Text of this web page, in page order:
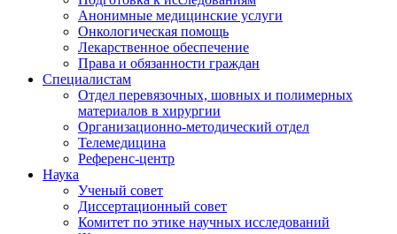
Анонимные медицинские услуги
Онкологическая помощь
Лекарственное обеспечение
Права и обязанности граждан
Специалистам
Отдел перевязочных, шовных и полимерных
материалов в хирургии
Организационно-методический отдел
Телемедицина
Референс-центр
Наука
Ученый совет
Диссертационный совет
Комитет по этике научных исследований